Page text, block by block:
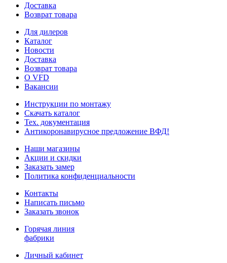
Доставка
Возврат товара
Для дилеров
Каталог
Новости
Доставка
Возврат товара
О VFD
Вакансии
Инструкции по монтажу
Скачать каталог
Тех. документация
Антикоронавирусное предложение ВФД!
Наши магазины
Акции и скидки
Заказать замер
Политика конфиденциальности
Контакты
Написать письмо
Заказать звонок
Горячая линия
фабрики
Личный кабинет